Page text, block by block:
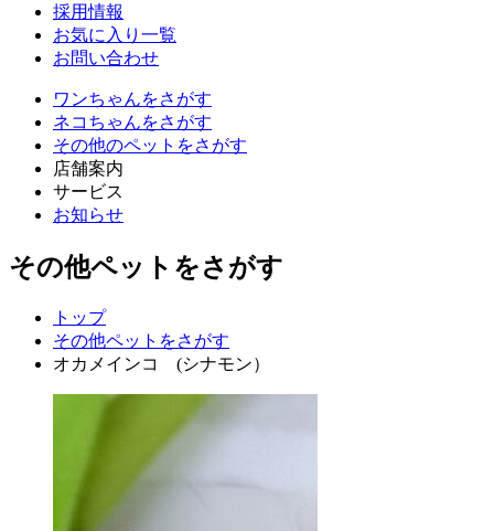
採用情報
お気に入り一覧
お問い合わせ
ワンちゃんをさがす
ネコちゃんをさがす
その他のペット をさがす
店舗案内
サービス
お知らせ
その他ペットをさがす
トップ
その他ペットをさがす
オカメインコ (シナモン）